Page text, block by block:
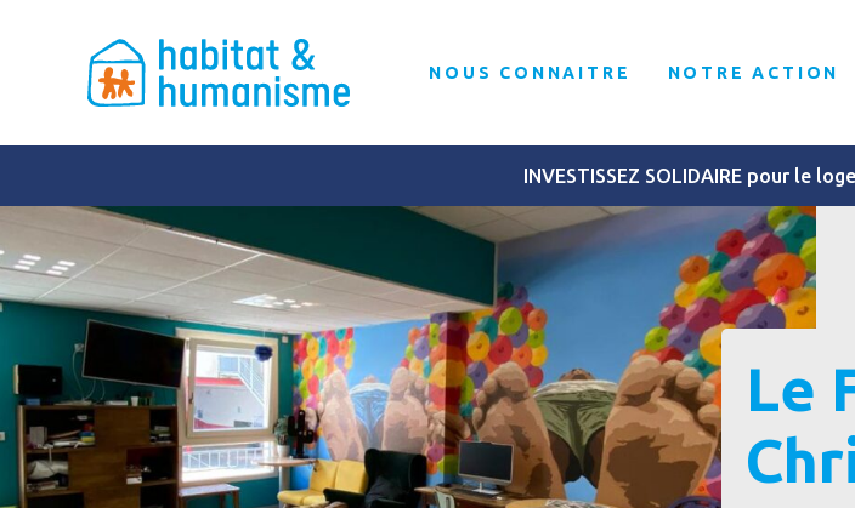
NOUS CONNAITRE NOTRE ACTION
INVESTISSEZ SOLIDAIRE pour le
Le